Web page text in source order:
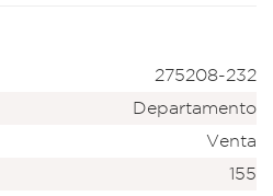
275208-232
Departamento
Venta
155